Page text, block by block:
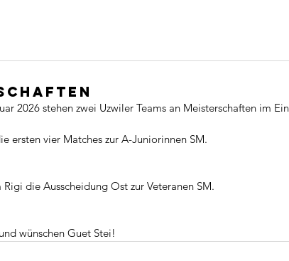
2026 stehen zwei Uzwiler Teams an Meisterschaften im
ersten vier Matches zur A-Juniorinnen SM.
die Ausscheidung Ost zur Veteranen SM.
wünschen Guet Stei!